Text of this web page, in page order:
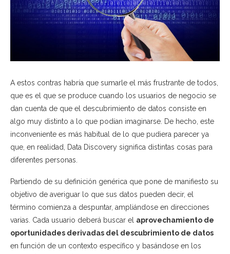
A estos contras habría que sumarle el más frustrante de todos,
que es el que se produce cuando los usuarios de negocio se
dan cuenta de que el descubrimiento de datos consiste en
algo muy distinto a lo que podían imaginarse. De hecho, este
inconveniente es más habitual de lo que pudiera parecer ya
que, en realidad, Data Discovery significa distintas cosas para
diferentes personas.
Partiendo de su definición genérica que pone de manifiesto su
objetivo de averiguar lo que sus datos pueden decir, el
término comienza a despuntar, ampliándose en direcciones
varias. Cada usuario deberá buscar el aprovechamiento de
oportunidades derivadas del descubrimiento de datos
en función de un contexto específico y basándose en los